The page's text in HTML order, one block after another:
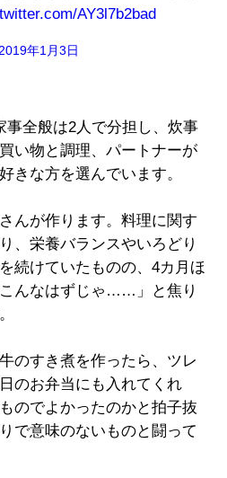
AY3l7b2bad
2019年1月3日
全般は2人で分担し、炊事
い物と調理、パートナーが
きな方を選んでいます。
んが作ります。料理に関す
、栄養バランスやいろどり
続けていたものの、4カ月ほ
んなはずじゃ……」と焦り
のすき煮を作ったら、ツレ
のお弁当にも入れてくれ
のでよかったのかと拍子抜
で意味のないものと闘って